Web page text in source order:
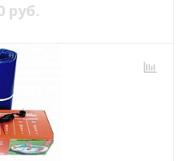
руб.